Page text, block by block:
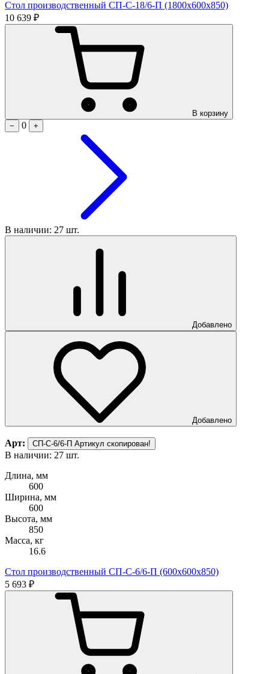
Стол производственный СП-С-18/6-П (1800х600х850)
10 639 ₽
В корзину
−
0 +
В наличии: 27 шт.
Добавлено
Добавлено
Арт: СП-С-6/6-П Артикул скопирован!
В наличии: 27 шт.
Длина, мм
600
Ширина, мм
600
Высота, мм
850
Масса, кг
16.6
Стол производственный СП-С-6/6-П (600х600х850)
5 693 ₽